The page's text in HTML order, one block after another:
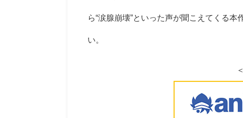
ら“涙腺崩壊”といった声が聞こえてくる本
い。